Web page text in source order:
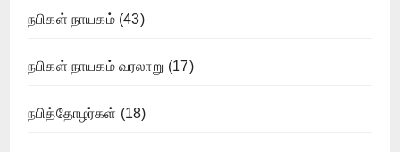
நபிகள் நாயகம்(43)
நபிகள் நாயகம் வரலாறு (17)
நபித்தோழர்கள் (18)